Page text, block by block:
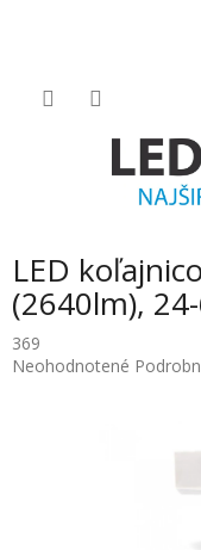
LED
(2640lm),
369
Priemerné
Neohodnotené